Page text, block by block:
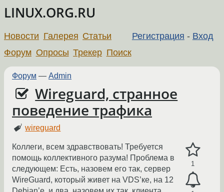
LINUX.ORG.RU
Регистрация - Вход
Новости Галерея Статьи
Форум Опросы Трекер Поиск
Форум — Admin
Wireguard, странное
поведение трафика
wireguard
1
Коллеги, всем здравствовать! Требуется
помощь коллективного разума! Проблема в
следующем: Есть, назовем его так, сервер
WireGuard, который живет на VDS’ке, на 12